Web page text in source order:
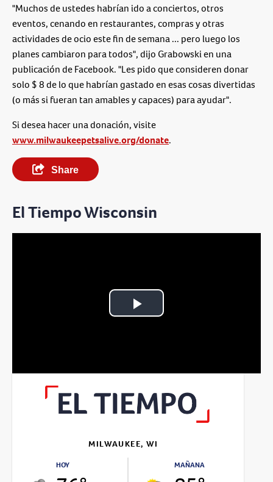
"Muchos de ustedes habrían ido a conciertos, otros
eventos, cenando en restaurantes, compras y otras
actividades de ocio este fin de semana ... pero luego los
planes cambiaron para todos", dijo Grabowski en una
publicación de Facebook. "Les pido que consideren donar
solo $ 8 de lo que habrían gastado en esas cosas divertidas
(o más si fueran tan amables y capaces) para ayudar".
Si desea hacer una donación, visite
www.milwaukeepetsalive.org/donate.
Share
El Tiempo Wisconsin
Play
MILWAUKEE, WI
HOY MAÑANA